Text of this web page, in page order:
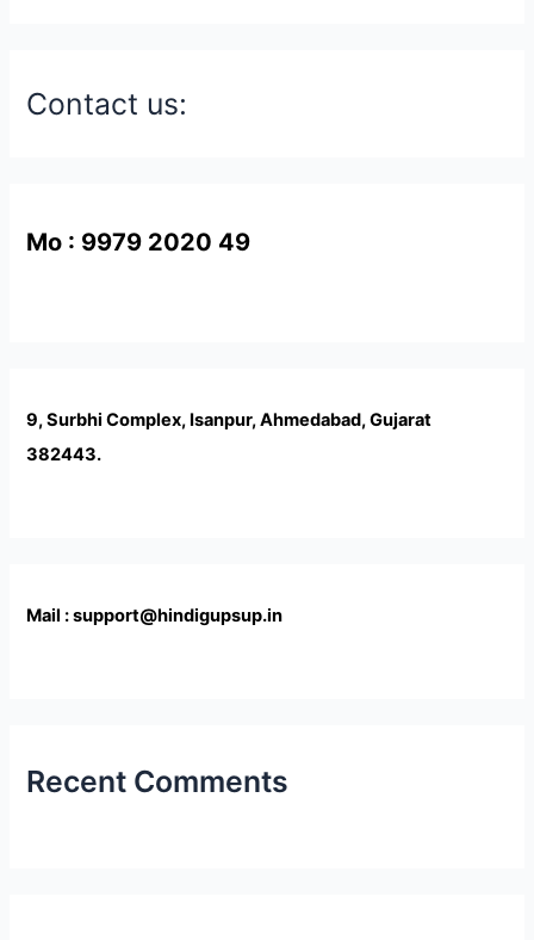
Contact us:
Mo : 9979 2020 49
9, Surbhi Complex, Isanpur, Ahmedabad, Gujarat
382443.
Mail : support@hindigupsup.in
Recent Comments